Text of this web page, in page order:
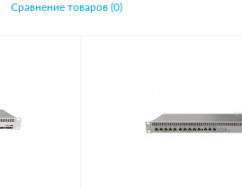
Сравнение товаров (0)